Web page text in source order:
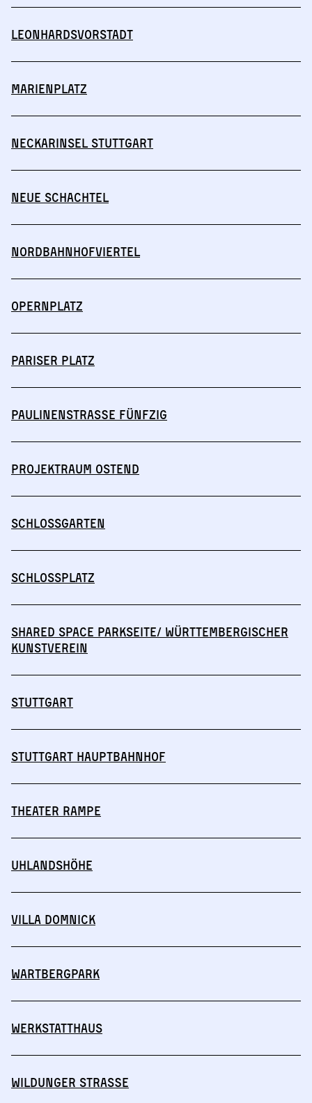
Leonhardsvorstadt
Marienplatz
Neckarinsel Stuttgart
Neue Schachtel
Nordbahnhofviertel
Opernplatz
Pariser Platz
Paulinenstraße Fünfzig
Projektraum Ostend
Schlossgarten
Schlossplatz
Shared Space Parkseite/ Württembergischer
Kunstverein
Stuttgart
Stuttgart Hauptbahnhof
Theater Rampe
Uhlandshöhe
Villa Domnick
Wartbergpark
Werkstatthaus
Wildunger Straße